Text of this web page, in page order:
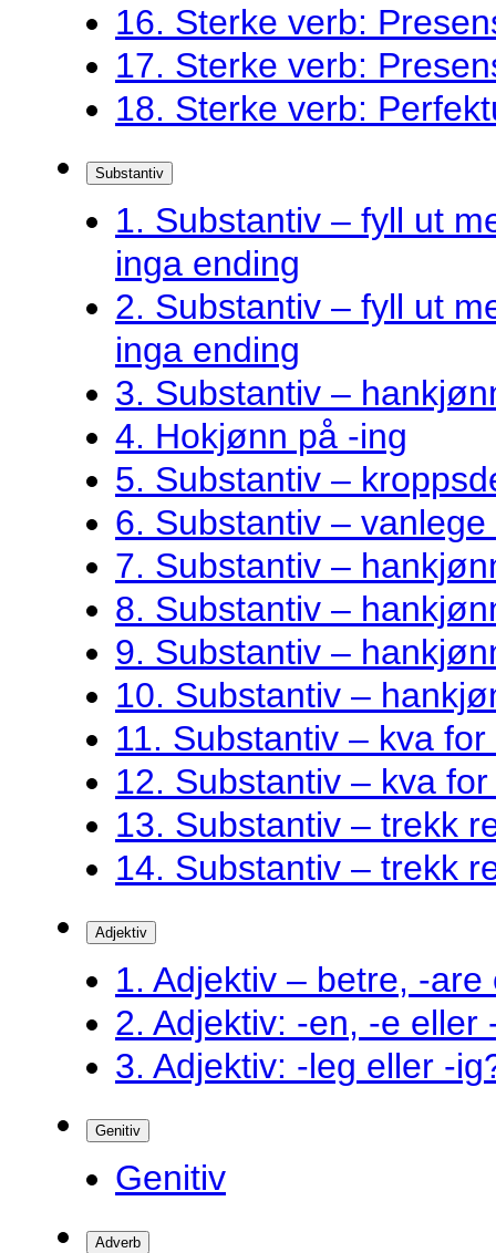
16. Sterke verb:
17. Sterke verb:
18. Sterke verb:
Substantiv
1. Substantiv – fyll ut
inga ending
2. Substantiv – fyll ut
inga ending
3. Substantiv –
4. Hokjønn på -ing
5. Substantiv –
6. Substantiv –
7. Substantiv –
8. Substantiv –
9. Substantiv –
10. Substantiv –
11. Substantiv – kva
12. Substantiv – kva
13. Substantiv – trekk
14. Substantiv – trekk
Adjektiv
1. Adjektiv – betre, -are
2. Adjektiv: -en, -e eller
3. Adjektiv: -leg eller -
Genitiv
Genitiv
Adverb